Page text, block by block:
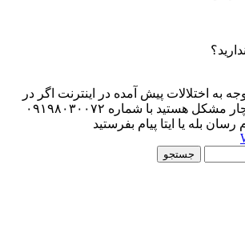
به اختلالات پیش آمده در اینترنت اگر در
روال ثبت سفارش دچار مشکل هستید با شماره ۰۹۱۹۸۰۳۰۰۷۲
رسان بله یا ایتا پیام بفرستید
جستجو